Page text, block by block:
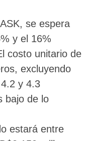
se espera
y el 16%
costo unitario de
excluyendo
y 4.3
bajo de lo
estará entre